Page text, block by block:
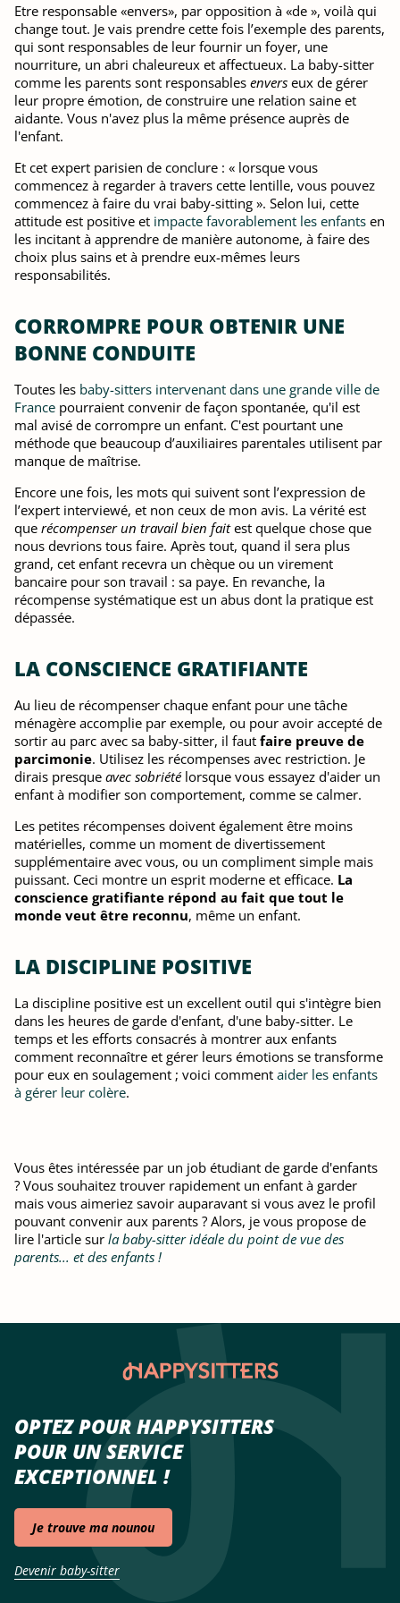
Etre responsable «envers», par opposition à «de », voilà qui
change tout. Je vais prendre cette fois l’exemple des parents,
qui sont responsables de leur fournir un foyer, une
nourriture, un abri chaleureux et affectueux. La baby-sitter
comme les parents sont responsables envers eux de gérer
leur propre émotion, de construire une relation saine et
aidante. Vous n'avez plus la même présence auprès de
l'enfant.
Et cet expert parisien de conclure : « lorsque vous
commencez à regarder à travers cette lentille, vous pouvez
commencez à faire du vrai baby-sitting ». Selon lui, cette
attitude est positive et impacte favorablement les enfants en
les incitant à apprendre de manière autonome, à faire des
choix plus sains et à prendre eux-mêmes leurs
responsabilités.
CORROMPRE POUR OBTENIR UNE
BONNE CONDUITE
Toutes les baby-sitters intervenant dans une grande ville de
France pourraient convenir de façon spontanée, qu'il est
mal avisé de corrompre un enfant. C'est pourtant une
méthode que beaucoup d’auxiliaires parentales utilisent par
manque de maîtrise.
Encore une fois, les mots qui suivent sont l’expression de
l’expert interviewé, et non ceux de mon avis. La vérité est
que récompenser un travail bien faitest quelque chose que
nous devrions tous faire. Après tout, quand il sera plus
grand, cet enfant recevra un chèque ou un virement
bancaire pour son travail : sa paye. En revanche, la
récompense systématique est un abus dont la pratique est
dépassée.
LA CONSCIENCE GRATIFIANTE
Au lieu de récompenser chaque enfant pour une tâche
ménagère accomplie par exemple, ou pour avoir accepté de
sortir au parc avec sa baby-sitter, il faut faire preuve de
parcimonie. Utilisez les récompenses avec restriction. Je
dirais presque avec sobriété lorsque vous essayez d'aider un
enfant à modifier son comportement, comme se calmer.
Les petites récompenses doivent également être moins
matérielles, comme un moment de divertissement
supplémentaire avec vous, ou un compliment simple mais
puissant. Ceci montre un esprit moderne et efficace. La
conscience gratifiante répond au fait que tout le
monde veut être reconnu, même un enfant.
LA DISCIPLINE POSITIVE
La discipline positive est un excellent outil qui s'intègre bien
dans les heures de garde d'enfant, d'une baby-sitter. Le
temps et les efforts consacrés à montrer aux enfants
comment reconnaître et gérer leurs émotions se transforme
pour eux en soulagement ; voici comment aider les enfants
à gérer leur colère.
Vous êtes intéressée par un job étudiant de garde d'enfants
? Vous souhaitez trouver rapidement un enfant à garder
mais vous aimeriez savoir auparavant si vous avez le profil
pouvant convenir aux parents ? Alors, je vous propose de
lire l'article sur la baby-sitter idéale du point de vue des
parents... et des enfants !
OPTEZ POUR HAPPYSITTERS
POUR UN SERVICE
EXCEPTIONNEL !
Je trouve ma nounou
Devenir baby-sitter